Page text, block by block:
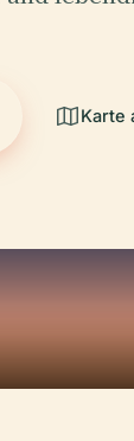
Karte